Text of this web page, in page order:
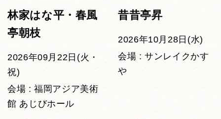
林家はな平・春風
亭朝枝
2026年09月22日(火・
祝)
会場 : 福岡アジア美術
館 あじびホール
昔昔亭昇
2026年10月28日(水)
会場 : サンレイクかす
や